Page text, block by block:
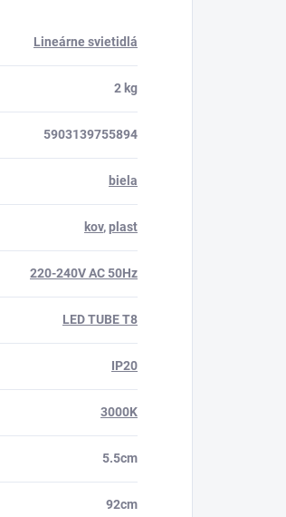
Lineárne svietidlá
2 kg
5903139755894
biela
kov,plast
220-240V AC 50Hz
LED TUBE T8
IP20
3000K
5.5cm
92cm